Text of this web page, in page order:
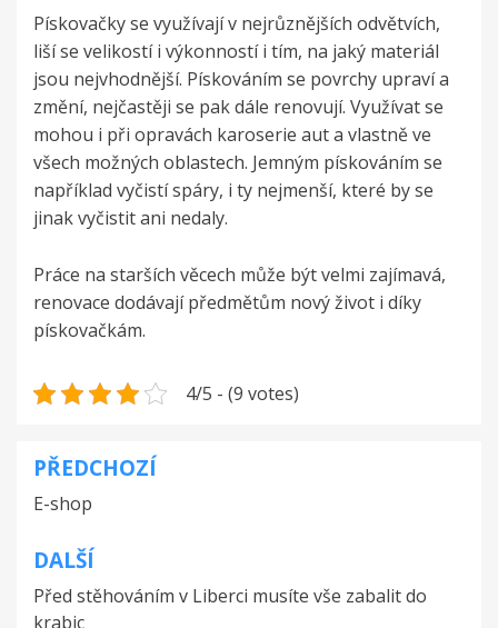
Pískovačky se využívají v nejrůznějších odvětvích,
liší se velikostí i výkonností i tím, na jaký materiál
jsou nejvhodnější. Pískováním se povrchy upraví a
změní, nejčastěji se pak dále renovují. Využívat se
mohou i při opravách karoserie aut a vlastně ve
všech možných oblastech. Jemným pískováním se
například vyčistí spáry, i ty nejmenší, které by se
jinak vyčistit ani nedaly.
Práce na starších věcech může být velmi zajímavá,
renovace dodávají předmětům nový život i díky
pískovačkám.
4/5 - (9 votes)
Navigace
pro
příspěvek
PŘEDCHOZÍ
E-shop
DALŠÍ
Před stěhováním v Liberci musíte vše zabalit do
krabic